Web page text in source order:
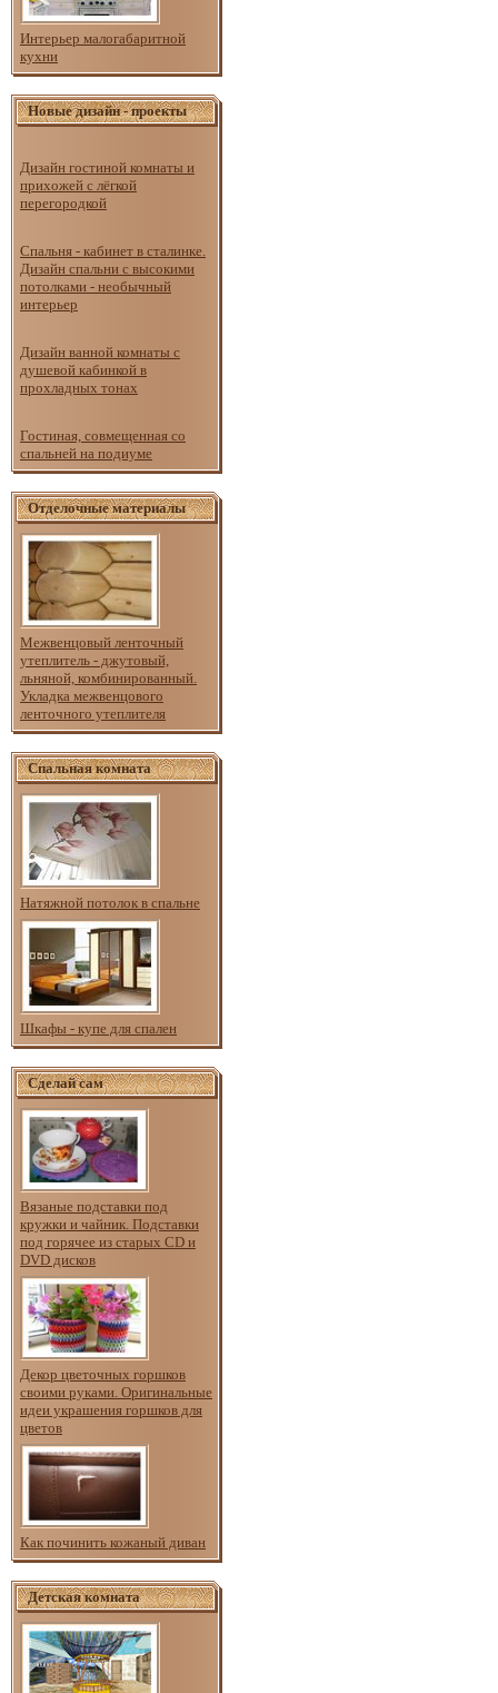
Интерьер малогабаритной
кухни
Новые дизайн - проекты
Дизайн гостиной комнаты и
прихожей с лёгкой
перегородкой
Спальня - кабинет в сталинке.
Дизайн спальни с высокими
потолками - необычный
интерьер
Дизайн ванной комнаты с
душевой кабинкой в
прохладных тонах
Гостиная, совмещенная со
спальней на подиуме
Отделочные материалы
Межвенцовый ленточный
утеплитель - джутовый,
льняной, комбинированный.
Укладка межвенцового
ленточного утеплителя
Спальная комната
Натяжной потолок в спальне
Шкафы - купе для спален
Сделай сам
Вязаные подставки под
кружки и чайник. Подставки
под горячее из старых CD и
DVD дисков
Декор цветочных горшков
своими руками. Оригинальные
идеи украшения горшков для
цветов
Как починить кожаный диван
Детская комната